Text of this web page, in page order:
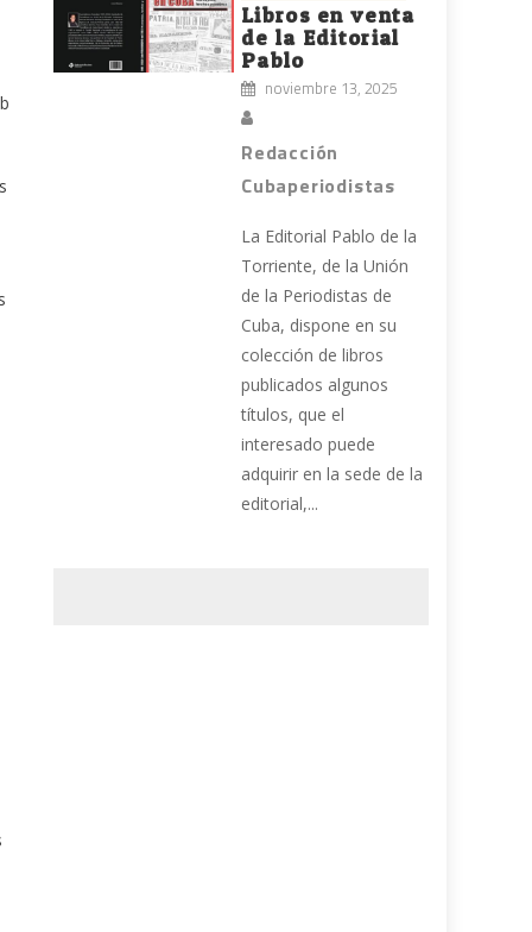
Libros en venta
de la Editorial
Pablo
noviembre 13, 2025
Redacción
Cubaperiodistas
La Editorial Pablo de la
Torriente, de la Unión
de la Periodistas de
Cuba, dispone en su
colección de libros
publicados algunos
títulos, que el
interesado puede
adquirir en la sede de la
editorial,...